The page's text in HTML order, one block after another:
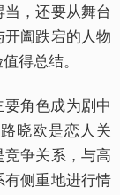
，还要从舞台
阖跌宕的人物
得总结。
角色成为剧中
晓欧是恋人关
争关系，与高
有侧重地进行情